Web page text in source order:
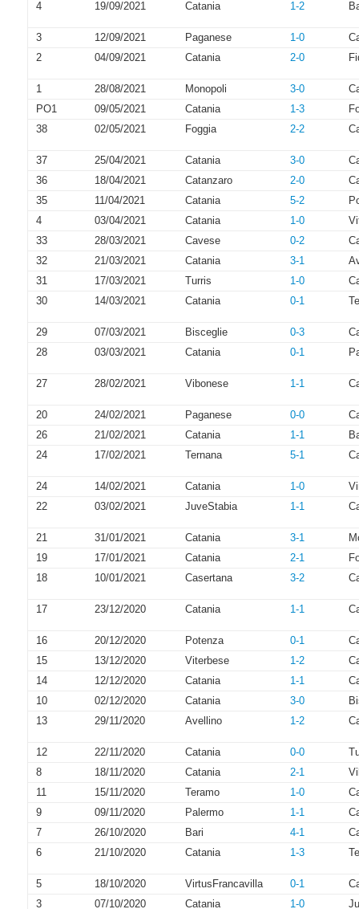
4 19/09/2021 Catania 1-2
3 12/09/2021 Paganese 1-0
2
04/09/2021 Catania 2-0
1 28/08/2021 Monopoli 3-0
PO1
09/05/2021 Catania 1-3
38
02/05/2021 Foggia 2-2
37 25/04/2021 Catania 3-0
36
18/04/2021 Catanzaro 2-0
35
11/04/2021 Catania 5-2
4
03/04/2021 Catania 1-0
33
28/03/2021 Cavese 0-2
32
21/03/2021 Catania 3-1
31
17/03/2021 Turris 1-0
30
14/03/2021 Catania 0-1
29 07/03/2021 Bisceglie 0-3
28
03/03/2021 Catania 0-1
27 28/02/2021 Vibonese 1-1
20 24/02/2021 Paganese 0-0
26
21/02/2021 Catania 1-1
24
17/02/2021 Ternana 5-1
24 14/02/2021 Catania 1-0
22
03/02/2021 JuveStabia 1-1
21 31/01/2021 Catania 3-1
19
17/01/2021 Catania 2-1
18
10/01/2021 Casertana 3-2
17 23/12/2020 Catania 1-1
16 20/12/2020 Potenza 0-1
15
13/12/2020 Viterbese 1-2
14
12/12/2020 Catania 1-1
10
02/12/2020 Catania 3-0
13
29/11/2020 Avellino 1-2
12 22/11/2020 Catania 0-0
8
18/11/2020 Catania 2-1
11
15/11/2020 Teramo 1-0
9
09/11/2020 Palermo 1-1
7
26/10/2020 Bari 4-1
6
21/10/2020 Catania 1-3
5 18/10/2020 VirtusFrancavilla 0-1
3
07/10/2020 Catania 1-0